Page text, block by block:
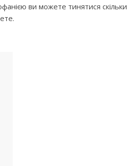
ви можете тинятися скільки